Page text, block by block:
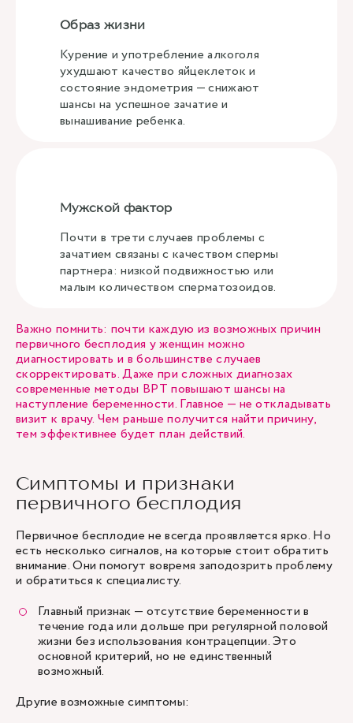
Образ жизни
Курение и употребление алкоголя
ухудшают качество яйцеклеток и
состояние эндометрия — снижают
шансы на успешное зачатие и
вынашивание ребенка.
Мужской фактор
Почти в трети случаев проблемы с
зачатием связаны с качеством спермы
партнера: низкой подвижностью или
малым количеством сперматозоидов.
Важно помнить: почти каждую из возможных причин
первичного бесплодия у женщин можно
диагностировать и в большинстве случаев
скорректировать. Даже при сложных диагнозах
современные методы ВРТ повышают шансы на
наступление беременности. Главное — не откладывать
визит к врачу. Чем раньше получится найти причину,
тем эффективнее будет план действий.
Симптомы и признаки
первичного бесплодия
Первичное бесплодие не всегда проявляется ярко. Но
есть несколько сигналов, на которые стоит обратить
внимание. Они помогут вовремя заподозрить проблему
и обратиться к специалисту.
Главный признак — отсутствие беременности в
течение года или дольше при регулярной половой
жизни без использования контрацепции. Это
основной критерий, но не единственный
возможный.
Другие возможные симптомы: